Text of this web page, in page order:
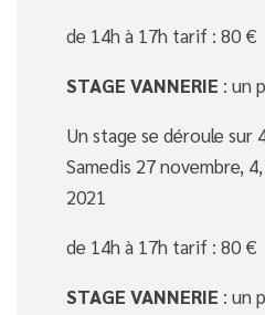
de 14h à 17h tarif : 80 €
STAGE VANNERIE : un
Un stage se déroule sur
Samedis 27 novembre,
2021
de 14h à 17h tarif : 80 €
STAGE VANNERIE : un